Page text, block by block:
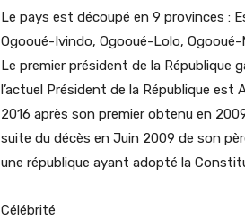
Le pays est découpé en 9 provinces :
Ogooué-Ivindo, Ogooué-Lolo,
Le premier président de la République
l’actuel Président de la République
2016 après son premier obtenu en
suite du décès en Juin 2009 de son
une république ayant adopté la
Célébrité